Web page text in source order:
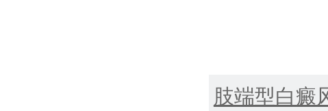
肢端型白癜